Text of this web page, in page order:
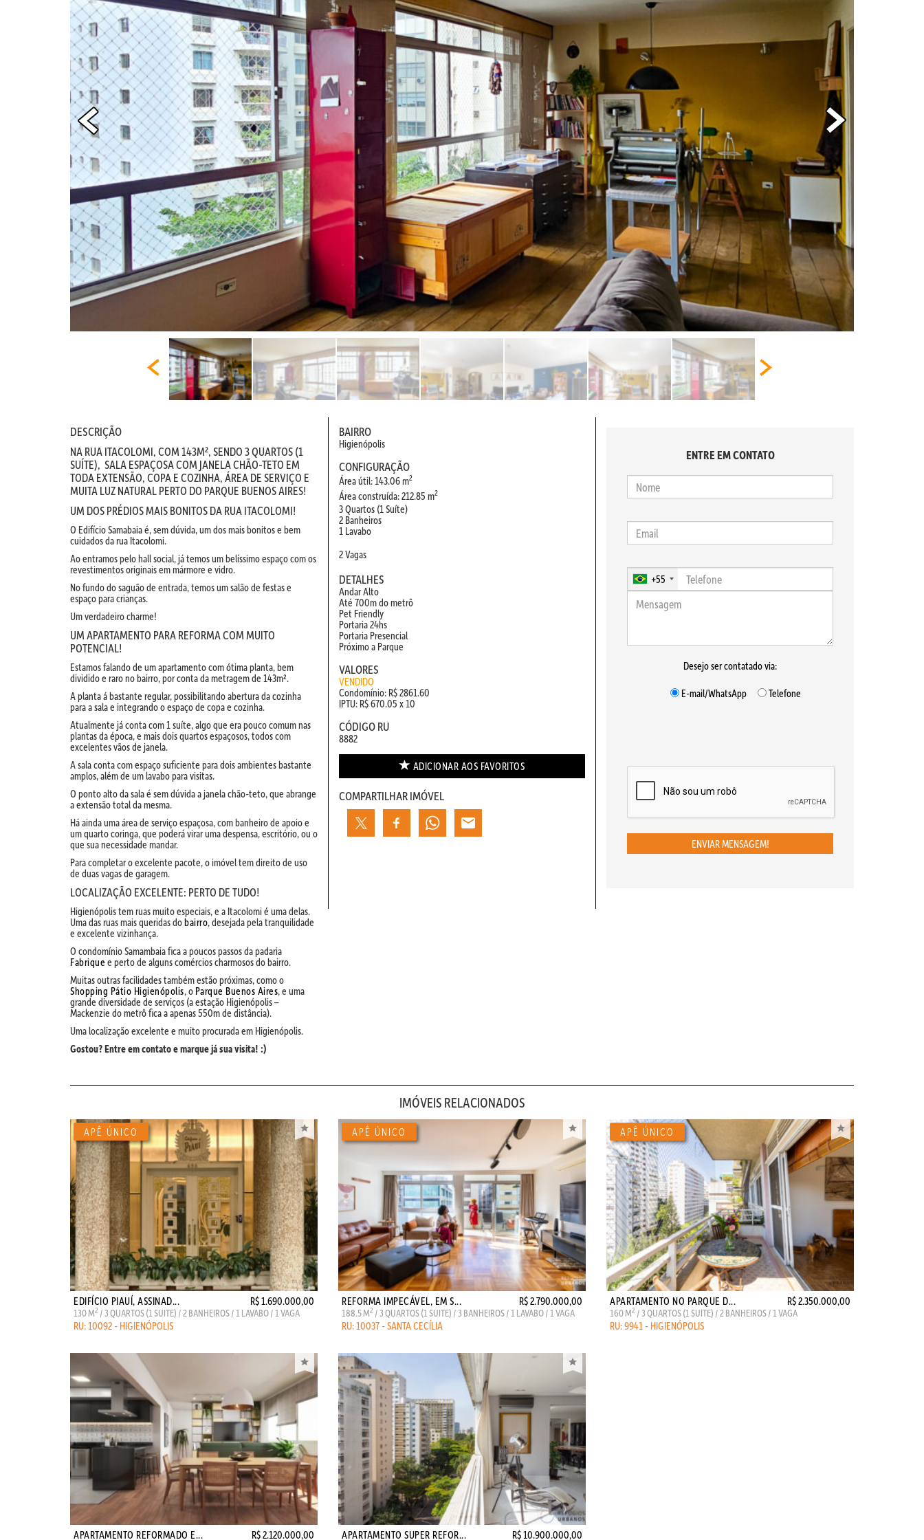
DESCRIÇÃO
NA RUA ITACOLOMI, COM 143M², SENDO 3 QUARTOS (1
SUÍTE), SALA ESPAÇOSA COM JANELA CHÃO-TETO EM
TODA EXTENSÃO, COPA E COZINHA, ÁREA DE SERVIÇO E
MUITA LUZ NATURAL PERTO DO PARQUE BUENOS AIRES!
UM DOS PRÉDIOS MAIS BONITOS DA RUA ITACOLOMI!
O Edifício Samabaia é, sem dúvida, um dos mais bonitos e bem
cuidados da rua Itacolomi.
Ao entramos pelo hall social, já temos um belíssimo espaço com os
revestimentos originais em mármore e vidro.
No fundo do saguão de entrada, temos um salão de festas e
espaço para crianças.
Um verdadeiro charme!
UM APARTAMENTO PARA REFORMA COM MUITO
POTENCIAL!
Estamos falando de um apartamento com ótima planta, bem
dividido e raro no bairro, por conta da metragem de 143m².
A planta á bastante regular, possibilitando abertura da cozinha
para a sala e integrando o espaço de copa e cozinha.
Atualmente já conta com 1 suíte, algo que era pouco comum nas
plantas da época, e mais dois quartos espaçosos, todos com
excelentes vãos de janela.
A sala conta com espaço suficiente para dois ambientes bastante
amplos, além de um lavabo para visitas.
O ponto alto da sala é sem dúvida a janela chão-teto, que abrange
a extensão total da mesma.
Há ainda uma área de serviço espaçosa, com banheiro de apoio e
um quarto coringa, que poderá virar uma despensa, escritório, ou o
que sua necessidade mandar.
Para completar o excelente pacote, o imóvel tem direito de uso
de duas vagas de garagem.
LOCALIZAÇÃO EXCELENTE: PERTO DE TUDO!
Higienópolis tem ruas muito especiais, e a Itacolomi é uma delas.
Uma das ruas mais queridas dobairro, desejada pela tranquilidade
e excelente vizinhança.
O condomínio Samambaia fica a poucos passos da padaria
Fabrique e perto de alguns comércios charmosos do bairro.
Muitas outras facilidades também estão próximas, como o
Shopping Pátio Higienópolis, o Parque Buenos Aires, e uma
grande diversidade de serviços (a estação Higienópolis –
Mackenzie do metrô fica a apenas 550m de distância).
Uma localização excelente e muito procurada em Higienópolis.
Gostou? Entre em contato e marque já sua visita! :)
BAIRRO
Higienópolis
CONFIGURAÇÃO
Área útil: 143.06 m2
Área construída: 212.85 m2
3 Quartos (1 Suíte)
2 Banheiros
1 Lavabo
2 Vagas
DETALHES
Andar Alto
Até 700m do metrô
Pet Friendly
Portaria 24hs
Portaria Presencial
Próximo a Parque
VALORES
VENDIDO
Condomínio: R$ 2861.60
IPTU: R$ 670.05 x 10
CÓDIGO RU
8882
ADICIONAR AOS FAVORITOS
COMPARTILHAR IMÓVEL
ENTRE EM CONTATO
+55
Desejo ser contatado via:
E-mail/WhatsApp
Telefone
ENVIAR MENSAGEM!
IMÓVEIS RELACIONADOS
EDIFÍCIO PIAUÍ, ASSINAD... R$ 1.690.000,00
130 M2 / 3 QUARTOS (1 SUITE) / 2 BANHEIROS / 1 LAVABO / 1 VAGA
RU: 10092 - HIGIENÓPOLIS
REFORMA IMPECÁVEL, EM S... R$ 2.790.000,00
188.5 M2 / 3 QUARTOS (1 SUITE) / 3 BANHEIROS / 1 LAVABO / 1 VAGA
RU: 10037 - SANTA CECÍLIA
APARTAMENTO NO PARQUE D... R$ 2.350.000,00
160 M2 / 3 QUARTOS (1 SUITE) / 2 BANHEIROS / 1 VAGA
RU: 9941 - HIGIENÓPOLIS
APARTAMENTO REFORMADO E... R$ 2.120.000,00 APARTAMENTO SUPER REFOR... R$ 10.900.000,00